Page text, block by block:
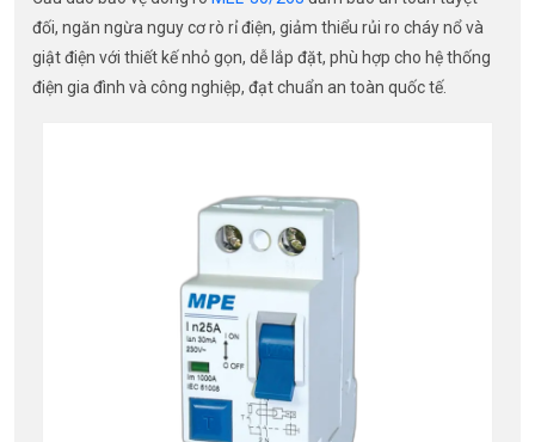
đối, ngăn ngừa nguy cơ rò rỉ điện, giảm thiểu rủi ro cháy nổ và
giật điện với thiết kế nhỏ gọn, dễ lắp đặt, phù hợp cho hệ thống
điện gia đình và công nghiệp, đạt chuẩn an toàn quốc tế.